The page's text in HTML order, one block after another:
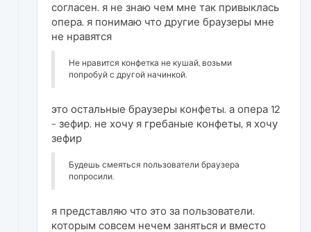
согласен. я не знаю чем мне так привыклась
опера. я понимаю что другие браузеры мне
не нравятся
Не нравится конфетка не кушай, возьми
попробуй с другой начинкой.
это остальные браузеры конфеты. а опера 12
- зефир. не хочу я гребаные конфеты, я хочу
зефир
Будешь смеяться пользователи браузера
попросили.
я представляю что это за пользователи.
которым совсем нечем заняться и вместо